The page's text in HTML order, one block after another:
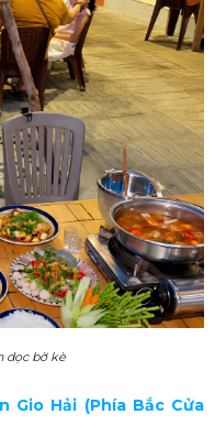
dọc bờ kè
Hải (Phía Bắc Cửa